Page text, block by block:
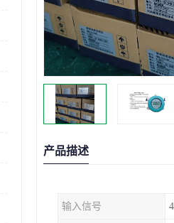
产品描述
输入信号